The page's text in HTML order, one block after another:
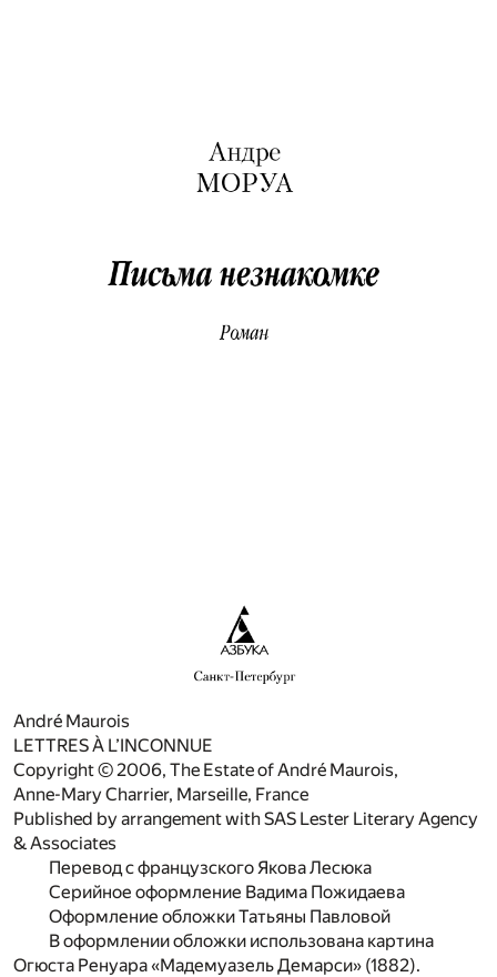
André Maurois
LETTRES À L’INCONNUE
Copyright © 2006, The Estate of André Maurois,
Anne-Mary Charrier, Marseille, France
Published by arrangement with SAS Lester Literary Agency
& Associates
Перевод с французского Якова Лесюка
Серийное оформление Вадима Пожидаева
Оформление обложки Татьяны Павловой
В оформлении обложки использована картина
Огюста Ренуара «Maдемуазель Демарси» (1882).